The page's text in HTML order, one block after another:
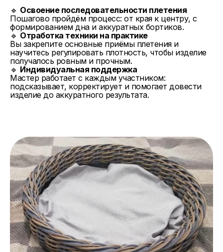
🔹 Освоение последовательности плетения
Пошагово пройдём процесс: от края к центру, с
формированием дна и аккуратных бортиков.
🔹 Отработка техники на практике
Вы закрепите основные приёмы плетения и
научитесь регулировать плотность, чтобы изделие
получалось ровным и прочным.
🔹 Индивидуальная поддержка
Мастер работает с каждым участником:
подсказывает, корректирует и помогает довести
изделие до аккуратного результата.